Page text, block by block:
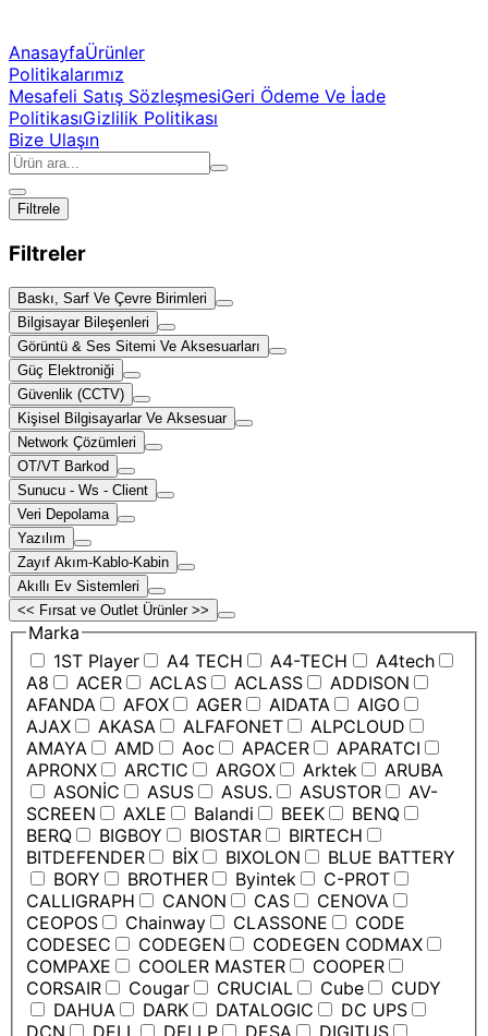
AnasayfaÜrünler
Politikalarımız
Mesafeli Satış SözleşmesiGeri Ödeme Ve İade
PolitikasıGizlilik Politikası
Bize Ulaşın
Filtrele
Filtreler
Baskı, Sarf Ve Çevre Birimleri
Bilgisayar Bileşenleri
Görüntü & Ses Sitemi Ve Aksesuarları
Güç Elektroniği
Güvenlik (CCTV)
Kişisel Bilgisayarlar Ve Aksesuar
Network Çözümleri
OT/VT Barkod
Sunucu - Ws - Client
Veri Depolama
Yazılım
Zayıf Akım-Kablo-Kabin
Akıllı Ev Sistemleri
<< Fırsat ve Outlet Ürünler >>
Marka
1ST Player
A4 TECH A4-TECH
A4tech
A8
ACER ACLAS ACLASS
ADDISON
AFANDA
AFOX AGER AIDATA
AIGO
AJAX
AKASA ALFAFONET
ALPCLOUD
AMAYA
AMD Aoc APACER
APARATCI
APRONX
ARCTIC ARGOX Arktek
ARUBA
ASONİC
ASUS ASUS. ASUSTOR
AV-
SCREEN
AXLE Balandi BEEK
BENQ
BERQ
BIGBOY BIOSTAR
BIRTECH
BITDEFENDER
BİX BIXOLON
BLUE BATTERY
BORY
BROTHER Byintek
C-PROT
CALLIGRAPH
CANON CAS
CENOVA
CEOPOS
Chainway CLASSONE
CODE
CODESEC
CODEGEN
CODEGEN CODMAX
COMPAXE
COOLER MASTER
COOPER
CORSAIR
Cougar CRUCIAL Cube
CUDY
DAHUA
DARK DATALOGIC
DC UPS